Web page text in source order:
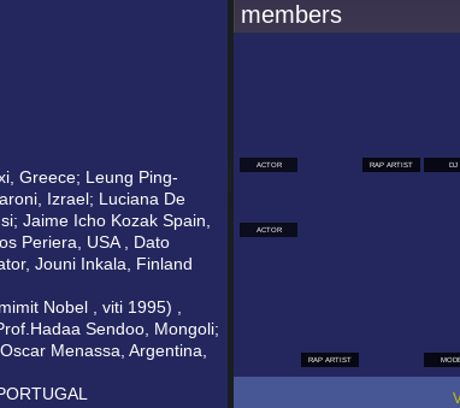
Greece; Leung Ping-
Izrael; Luciana De
Jaime Icho Kozak Spain,
Periera, USA , Dato
Jouni Inkala, Finland
Nobel , viti 1995) ,
Sendoo, Mongoli;
Menassa, Argentina,
members
ACTOR RAP ARTIST DJ
ACTOR
RAP ARTIST